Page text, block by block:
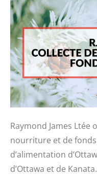
Raymond James Ltée
nourriture et de
d’alimentation
d’Ottawa et de